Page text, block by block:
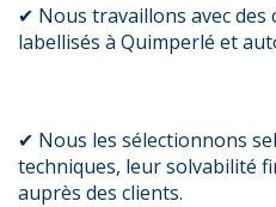
✔ Nous travaillons avec des
labellisés à Quimperlé et
✔ Nous les sélectionnons
techniques, leur solvabilité
auprès des clients.